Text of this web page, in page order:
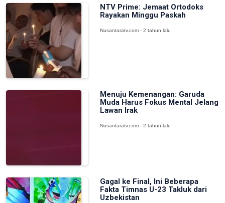
NTV Prime: Jemaat Ortodoks
Rayakan Minggu Paskah
Nusantaratv.com - 2 tahun lalu
Menuju Kemenangan: Garuda
Muda Harus Fokus Mental Jelang
Lawan Irak
Nusantaratv.com - 2 tahun lalu
Gagal ke Final, Ini Beberapa
Fakta Timnas U-23 Takluk dari
Uzbekistan